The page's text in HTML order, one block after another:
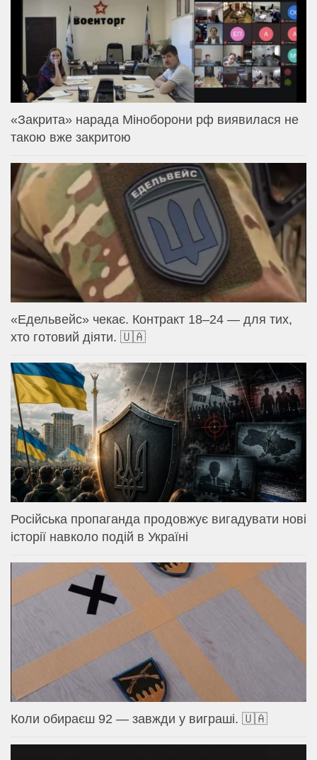
«Закрита» нарада Міноборони рф виявилася не
такою вже закритою
«Едельвейс» чекає. Контракт 18–24 — для тих,
хто готовий діяти. 🇺🇦
Російська пропаганда продовжує вигадувати нові
історії навколо подій в Україні
Коли обираєш 92 — завжди у виграші. 🇺🇦